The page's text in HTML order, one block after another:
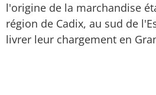
l'origine de la marchandise
région de Cadix, au sud de
livrer leur chargement en